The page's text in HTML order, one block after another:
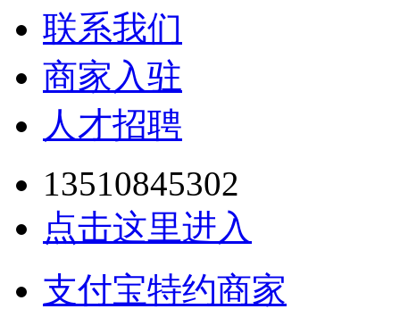
联系我们
商家入驻
人才招聘
13510845302
点击这里进入
支付宝特约商家